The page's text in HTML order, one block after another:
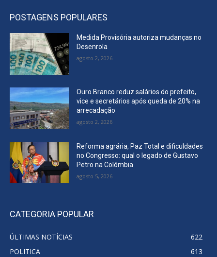
POSTAGENS POPULARES
Medida Provisória autoriza mudanças no
Desenrola
agosto 2, 2026
Ouro Branco reduz salários do prefeito,
vice e secretários após queda de 20% na
arrecadação
agosto 2, 2026
Reforma agrária, Paz Total e dificuldades
no Congresso: qual o legado de Gustavo
Petro na Colômbia
agosto 5, 2026
CATEGORIA POPULAR
ÚLTIMAS NOTÍCIAS
622
POLITICA
613